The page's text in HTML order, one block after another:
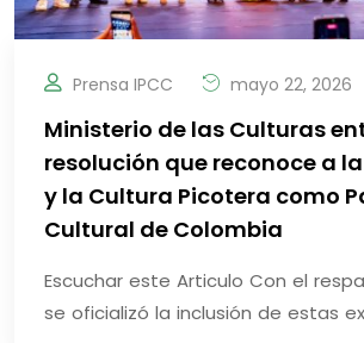
Prensa IPCC mayo 22, 2026
Ministerio de las Culturas
resolución que reconoce a
y la Cultura Picotera como
Cultural de Colombia
Escuchar este Articulo Con el
se oficializó la inclusión de estas